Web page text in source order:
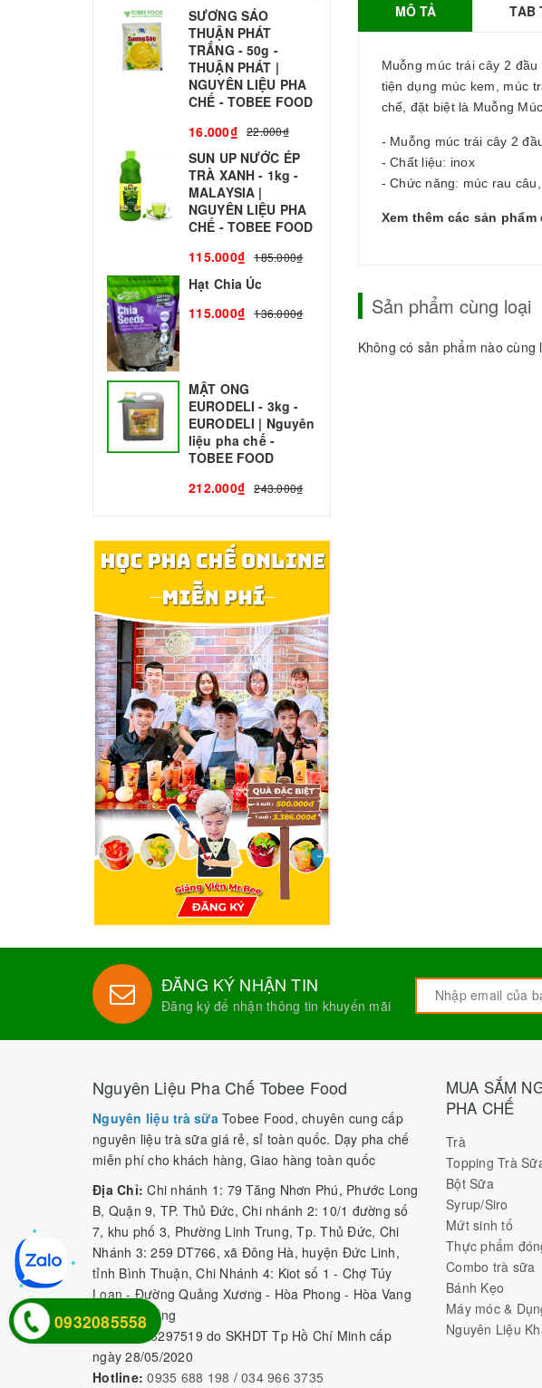
MÔ TẢ TAB
Muỗng múc trái cây 2
tiện dụng múc kem, múc
chế, đặt biệt là Muỗng
- Muỗng múc trái cây 2
- Chất liệu: inox
- Chức năng: múc rau câu,
Xem thêm các sản
Sản phẩm cùng loại
Không có sản phẩm nào
SƯƠNG SÁO
THUẬN PHÁT
TRẮNG - 50g -
THUẬN PHÁT |
NGUYÊN LIỆU PHA
CHẾ - TOBEE FOOD
16.000₫ 22.000₫
SUN UP NƯỚC ÉP
TRÀ XANH - 1kg -
MALAYSIA |
NGUYÊN LIỆU PHA
CHẾ - TOBEE FOOD
115.000₫
185.000₫
Hạt Chia Úc
115.000₫
136.000₫
MẬT ONG
EURODELI - 3kg -
EURODELI | Nguyên
liệu pha chế -
TOBEE FOOD
212.000₫
243.000₫
BỘT SỮA TOBEE
THANH VỊ - 300g -
Sữa làm Trà Sữa -
TOBEE FOOD
30.000₫
36.000₫
HỒNG TRÀ ĐẶC
BIỆT 50G - ROYAL I
NGUYÊN LIỆU PHA
CHẾ - TOBEE FOOD
12.000₫
25.000₫
ĐĂNG KÝ NHẬN TIN
Đăng ký để nhận thông tin khuyến mãi
Nguyên Liệu Pha Chế Tobee Food
Nguyên liệu trà sữa Tobee Food, chuyên cung cấp
nguyên liệu trà sữa giá rẻ, sỉ toàn quốc. Dạy pha chế
miễn phí cho khách hàng, Giao hàng toàn quốc
Địa Chỉ: Chi nhánh 1: 79 Tăng Nhơn Phú, Phước Long
B, Quận 9, TP. Thủ Đức, Chi nhánh 2: 10/1 đường số
7, khu phố 3, Phường Linh Trung, Tp. Thủ Đức, Chi
Nhánh 3: 259 DT766, xã Đông Hà, huyện Đức Linh,
tỉnh Bình Thuận, Chi Nhánh 4: Kiot số 1 - Chợ Túy
Loan - Đường Quảng Xương - Hòa Phong - Hòa Vang
- TP. Đà Nẵng
0316297519 do SKHDT Tp Hồ Chí Minh cấp
ngày 28/05/2020
Hotline: 0935 688 198 / 034 966 3735
MUA SẮM
PHA CHẾ
Trà
Topping Trà
Bột Sữa
Syrup/Siro
Mứt sinh tố
Thực phẩm
Combo trà sữa
Bánh Kẹo
Máy móc &
Nguyên Liệu
0932085558